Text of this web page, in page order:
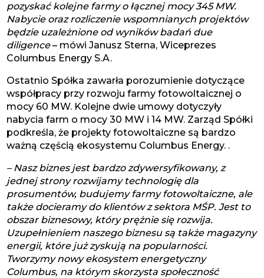
pozyskać kolejne farmy o łącznej mocy 345 MW.
Nabycie oraz rozliczenie wspomnianych projektów
będzie uzależnione od wyników badań due
diligence– mówi Janusz Sterna, Wiceprezes
Columbus Energy S.A.
Ostatnio Spółka zawarła porozumienie dotyczące
współpracy przy rozwoju farmy fotowoltaicznej o
mocy 60 MW. Kolejne dwie umowy dotyczyły
nabycia farm o mocy 30 MW i 14 MW. Zarząd Spółki
podkreśla, że projekty fotowoltaiczne są bardzo
ważną częścią ekosystemu Columbus Energy. .
– Nasz biznes jest bardzo zdywersyfikowany, z
jednej strony rozwijamy technologię dla
prosumentów, budujemy farmy fotowoltaiczne, ale
także docieramy do klientów z sektora MŚP. Jest to
obszar biznesowy, który prężnie się rozwija.
Uzupełnieniem naszego biznesu są także magazyny
energii, które już zyskują na popularności.
Tworzymy nowy ekosystem energetyczny
Columbus, na którym skorzysta społeczność